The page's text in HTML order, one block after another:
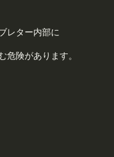
レター内部に
危険があります。